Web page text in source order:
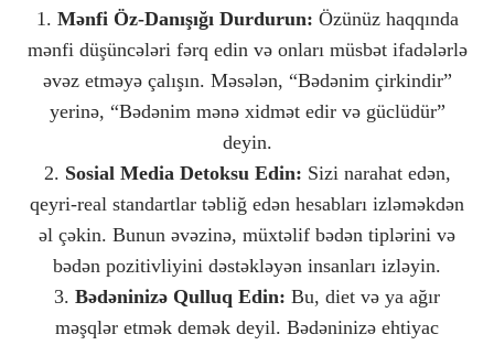
1. Mənfi Öz-Danışığı Durdurun: Özünüz haqqında
mənfi düşüncələri fərq edin və onları müsbət ifadələrlə
əvəz etməyə çalışın. Məsələn, “Bədənim çirkindir”
yerinə, “Bədənim mənə xidmət edir və güclüdür”
deyin.
2. Sosial Media Detoksu Edin: Sizi narahat edən,
qeyri-real standartlar təbliğ edən hesabları izləməkdən
əl çəkin. Bunun əvəzinə, müxtəlif bədən tiplərini və
bədən pozitivliyini dəstəkləyən insanları izləyin.
3. Bədəninizə Qulluq Edin: Bu, diet və ya ağır
məşqlər etmək demək deyil. Bədəninizə ehtiyac